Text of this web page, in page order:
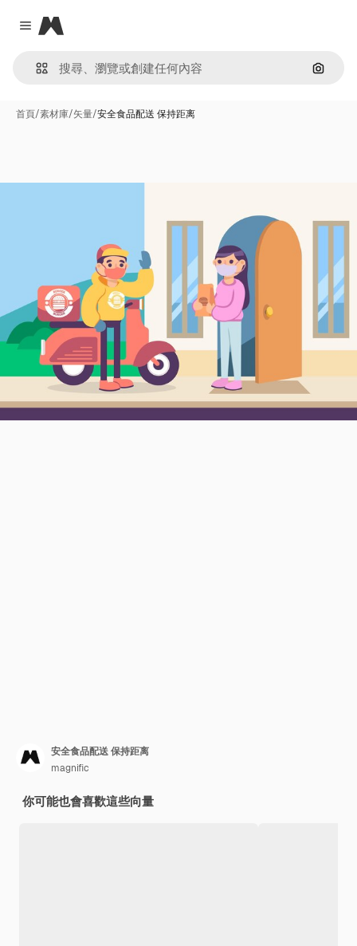
Close menu
Magnific
通過圖
首頁/素材庫/矢量/安全食品配送 保持距离
安全食品配送 保持距离
magnific
你可能也會喜歡這些向量